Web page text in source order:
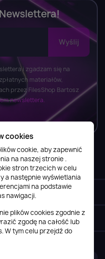
i zgadzam się na
materiałów,
przez FilesShop Bartosz
newslettera.
keyboard_arrow_down
cookies
cookie, aby zapewnić
na naszej stronie .
stron trzecich w celu
a następnie wyświetlania
na podstawie
nawigacji.
plików cookies zgodnie z
zgodę na całość lub
W tym celu przejdź do